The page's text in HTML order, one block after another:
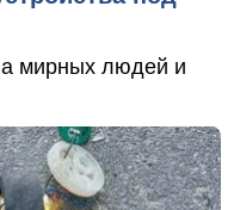
мирных людей и